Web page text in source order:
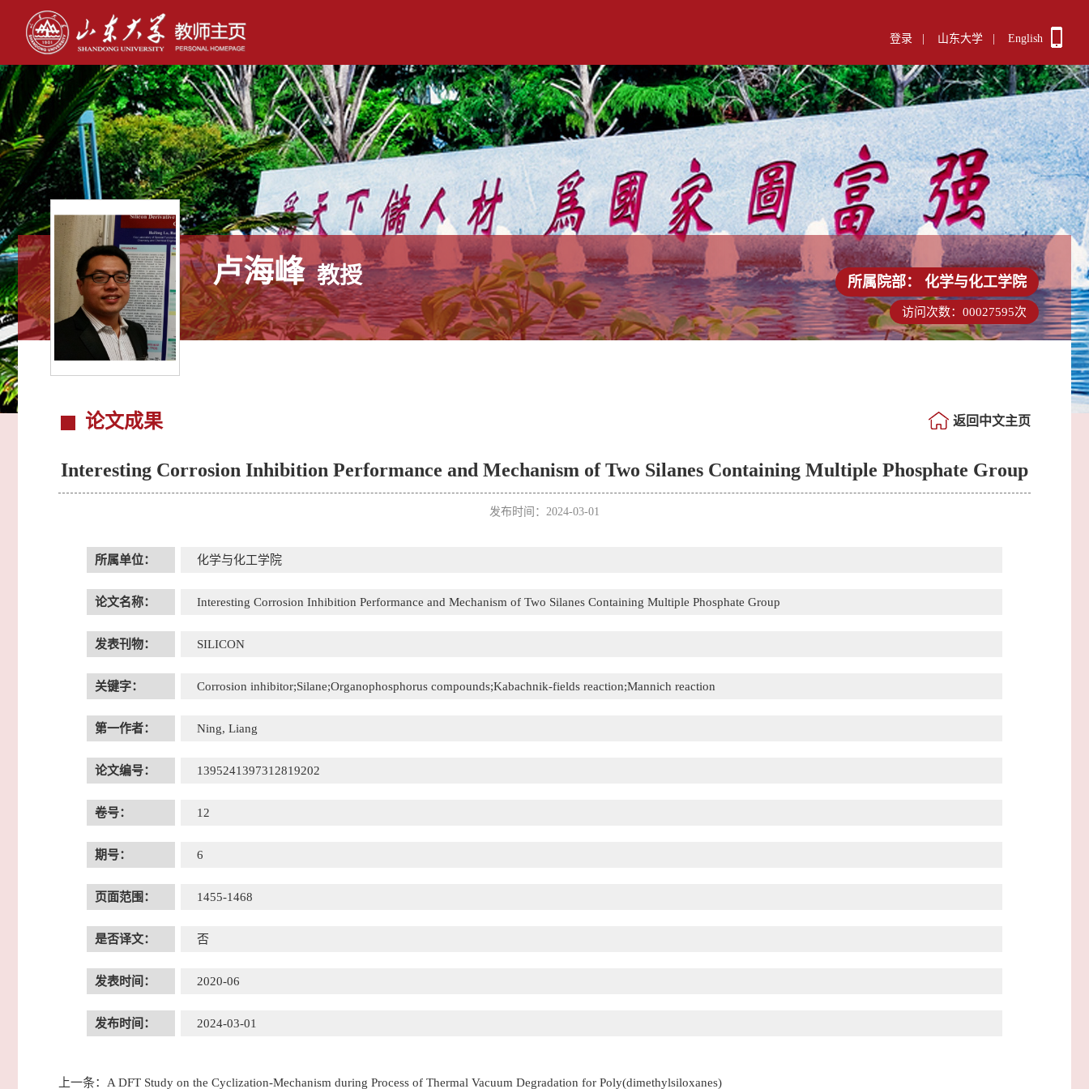
登录 山东大学 English
卢海峰 教授 所属院部： 化学与化工学院
访问次数： 00027595次
论文成果 返回中文主页
Interesting Corrosion Inhibition Performance and Mechanism of Two Silanes Containing Multiple Phosphate Group
发布时间：2024-03-01
所属单位： 化学与化工学院
论文名称： Interesting Corrosion Inhibition Performance and Mechanism of Two Silanes Containing Multiple Phosphate Group
发表刊物： SILICON
关键字： Corrosion inhibitor;Silane;Organophosphorus compounds;Kabachnik-fields reaction;Mannich reaction
第一作者： Ning, Liang
论文编号： 1395241397312819202
卷号： 12
期号： 6
页面范围： 1455-1468
是否译文： 否
发表时间： 2020-06
发布时间： 2024-03-01
上一条： A DFT Study on the Cyclization-Mechanism during Process of Thermal Vacuum Degradation for Poly(dimethylsiloxanes)